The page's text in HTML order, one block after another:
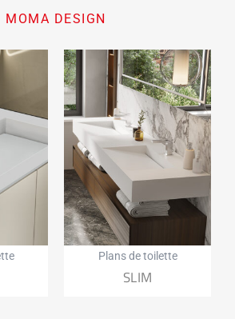
MOMA DESIGN
Plans de toilette
SLIM